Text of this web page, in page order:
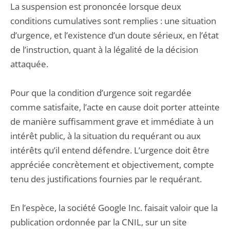
La suspension est prononcée lorsque deux
conditions cumulatives sont remplies : une situation
d’urgence, et l’existence d’un doute sérieux, en l’état
de l’instruction, quant à la légalité de la décision
attaquée.
Pour que la condition d’urgence soit regardée
comme satisfaite, l’acte en cause doit porter atteinte
de manière suffisamment grave et immédiate à un
intérêt public, à la situation du requérant ou aux
intérêts qu’il entend défendre. L’urgence doit être
appréciée concrètement et objectivement, compte
tenu des justifications fournies par le requérant.
En l’espèce, la société Google Inc. faisait valoir que la
publication ordonnée par la CNIL, sur un site